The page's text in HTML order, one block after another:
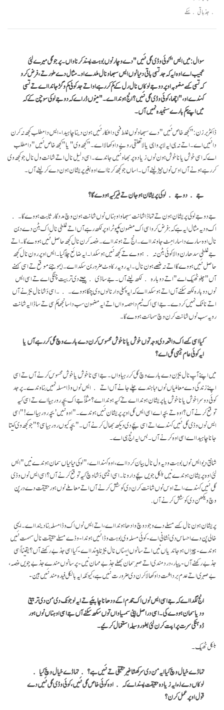
جذباتی سِکے
سوال: میں ایس "کوئی وڈی گل نئیں" دے وچار نوں بوہت پسند کرنا واں۔ پر جو گل میرے لئی
عجیب اے اوہ ایہ کہ جد تسی باقی دنیا نوں ایس سبھاو نال ملدے او۔ مثال دے طور تے، فرض کرو
کہ تسی کسے منصوبہ اوپر دوجے لوکاں نال رل کے کم کر رہے او اتے جد کوئی کم وگڑ جاندا اے تے تسی
کہندے او، "اچھا، کوئی وڈی گل نئیں؟ انج ہوندا اے۔" مینوں ڈر اے کہ دوجے لوکی سوچن گے کہ
میں اپنے کم بارے سنجیدہ نہیں آں۔
ڈاکٹر برزن: "کجھ خاص نئیں"دے سبھاو نوں غلط فہی دا شکار نئیں ہون دینا چاہیدا- ایس دا مطلب کجھ نہ کرن
دا نئیں اے۔ اتے نہ ہی ایہ لا پرواہی یا لا تعلقی رویے دا وکھالا اے۔ "کجھ وی" یا " کجھ خاص نئیں"دا مطلب
اے کہ اسی خوش یا ناخوش ہون نوں زیادہ پربھاو نئیں جاندے۔ اسی دلیل نال اتے شانت ول نال جو کجھ وی
کر رہے ہونے آں اوس نوں نبیڑ لینے آں۔ اساں جو کجھ کرنا اے اوہ بغیر پریشان ہون دے کر لینے آں۔
جے دوجے لوکی پریشان ہو جان تے فیر کیہ ہووے گا؟
جے دوجے لوکی پریشان ہون تے تہاڈا شانت سبھاو اوہناں نوں شانت ہون وچ مددگار ثابت ہووے گا۔
اک ودیہ مثال ایہ ہے کہ: فرض کرو اسی اک مضمون کمپیوٹر اوپر لکھ رہے آں اتے غلطی نال اک بٹن دے دبن
نال اوہ سارے دا سارا مِٹ جاوندا اے۔ انج تے ہوندا اے۔ غصہ کرن نال کجھ حاصل نئیں ہووے گا۔ اتے
جے غلطی سدھارن والا کوئی بٹن نہ ہووے تے کجھ نئیں ہو سکدا۔ ایہ ضائع چلا گیا۔ ایس اوپر رون نال کجھ
حاصل نئیں ہووے گا اتے نہ غصے ہون نال۔ ایہ رویہ رکاوٹ ضرور بن سکدا اے۔ ایہو جئے موقع تے اسی کہنے
آں "چلو ٹھیک اے" اتے دوبارہ لکھ لینے آں۔ جے ساڈی چیتے دی تربیت چنگی اے تے اسی ایس
نوں دوبارہ لکھ سکنے آں اتے ہو سکدا اے کہ ایہ پہلی وار نالوں وی چنگا ہووے۔ ۔ اسی دَشا نال نبڑنے آں
اتے ناٹک نہیں کردے۔ جے اسی اک ٹیم دا حصہ واں اتے ایہ مضمون سب دا سانجھا کم سی تے ساڈا ایہ شانت
رویہ سب نوں شانت کرن وچ سہائت ہووے گا۔
کیا اسی کسے اک واقعہ دی وجہ توں خوش یا ناخوش محسوس کرن دے بارے وچ گل کر رہے آں یا
ایہ کوئی عام جیہی گل اے؟
میں اپنے آپ نال نبڑن دے بارے وچ گل کر رہیا واں۔ جے اسی ناخوش یا خوش محسوس کرنے آں تے اسی
اپنے زندگی دے معاملیاں نوں نباہندے چلے جانے آں اتے ایس نوں وڈا مسلہ نہیں بناوندے۔ پر جد
کوئی دوسرا خوش یا ناخوش یا پریشان ہوندا اے تے کیہ ہوندا اے؟ مثلاً جے اک بچہ رو رہیا اے تے اسی کیہ
توقع کرنے آں؟ اوہ تے بچہ اے اسی ایس گل اوپر پریشان نئیں ہوندے۔" اوہ نئیں' بچہ رو رہیا اے!"اسی
ایس نوں وڈی گل نئیں کہندے اتے اسی بچے دی دیکھ بھال کرنے آں۔ "بچہ کیوں رو رہیا سی؟"جو کجھ وی کیتا
جانا چاہیدا اے اسی اوہ کرنے آں۔ بس ایہ انج ہی اے۔
شانتی دیو ایس نوں بوہت ودیہ ول نال بیان کردا اے، اوہ کہندا اے، "لوکی نیانیاں سمان ہوندے نیں" ایس
لئی اوہ پریشان ہوندے نیں بلکل جویں بچے دا رونا۔ اسی اجیہی دَشا وچ کیہ توقع کرنے آں؟ اسی ایس نوں وڈی
گل نئیں کہندے ، اتے اوس نوں شانت کرن دی کوشش کرنے آں اتے معاملے نوں ہور حقیقت دے درپن
وچ ویکھن دی کوشش کرنے آں.
پریشان ہون نال کسے مسلے دے وجود وچ وادھا ہوندا اے، اتے ایس نوں اک وڈا مسلہ بنا دیندا اے۔ ایہی
خالی پن دے احساس دی نشانی اے- کوئی مسلہ وی بوہت وڈا نئیں ہوندا- وڈے مسلے حقیقت نال سہمت نئیں
ہوندے- چیزاں ہو جاندیاں نیں اتے سانوں ایہناں نال نبڑنا پیندا اے- کیا اسی جذبے رکھنے آں؟ یقیناً اسی
جذبے رکھنے آں- پیار، درد مندی اتے صبر سمان بھلے جذبے مہان نیں- پر سانوں مندے جذبے جِویں غصہ،
بےصبری اتے عدم برداشت دا وکھالا کرن دی ضرورت نئیں ہے، کیونکہ ایہ بالکل فیدہ مند نئیں ہین-
انج لگدا اے کہ جے اسی ایس نوں اک قدم اگے ودھانا چاہئیے تے ایہ لوجونگ دی من دی تربیتی
ودیا سمان ہووے گی۔ اسی دراصل اپنی سمسیاواں توں سکھ سکنے آں جے اسی اوہناں نوں ہور
ڈوہنگی سرتپراپت کرن لئی بطور وسیلہاستعمال کرئیے۔
بلکل ٹھیک۔
تہاڈے خیال وچ کیا ایہ من دی سرکھشاغیر حقیقی تے نئیں ہے؟ تہاڈے خیال وچکیا
لوکاں دے لئ ایہ زیادہ حقیقت پسند اے کہ اوہ کوئی خاص گل نئیں، کوئی وڈی گل نئیں دے
قول اوپر عمل کرن؟